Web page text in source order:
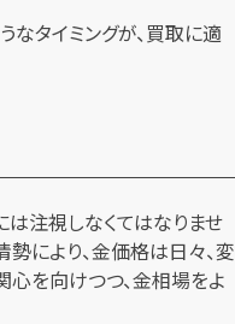
なタイミングが、買取に適
は注視しなくてはなりませ
により、金価格は日々、変
心を向けつつ、金相場をよ